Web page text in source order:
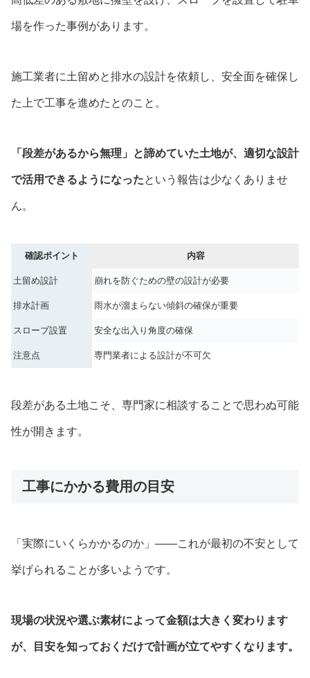
場を作った事例があります。
施工業者に土留めと排水の設計を依頼し、安全面を確保し
た上で工事を進めたとのこと。
「段差があるから無理」と諦めていた土地が、適切な設計
で活用できるようになったという報告は少なくありませ
ん。
確認ポイント 内容
土留め設計 崩れを防ぐための壁の設計が必要
排水計画 雨水が溜まらない傾斜の確保が重要
スロープ設置 安全な出入り角度の確保
注意点 専門業者による設計が不可欠
段差がある土地こそ、専門家に相談することで思わぬ可能
性が開きます。
工事にかかる費用の目安
「実際にいくらかかるのか」——これが最初の不安として
挙げられることが多いようです。
現場の状況や選ぶ素材によって金額は大きく変わります
が、目安を知っておくだけで計画が立てやすくなります。